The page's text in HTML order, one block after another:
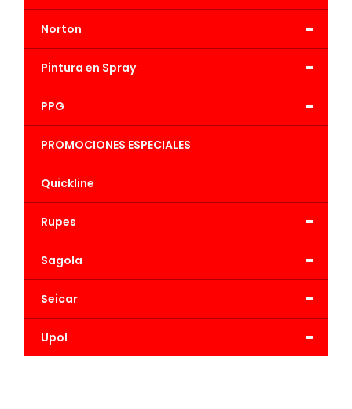
-
Norton
-
Pintura en Spray
-
PPG
PROMOCIONES ESPECIALES
Quickline
-
Rupes
-
Sagola
-
Seicar
-
Upol